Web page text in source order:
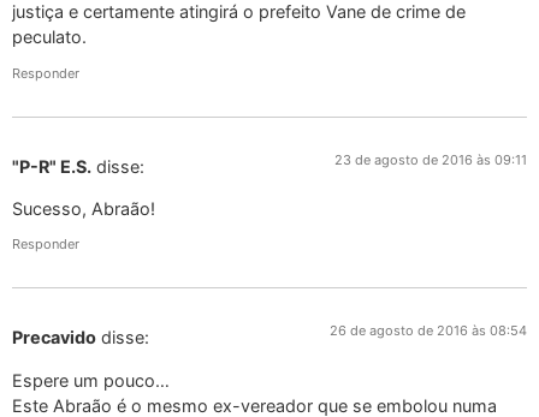
justiça e certamente atingirá o prefeito Vane de crime de
peculato.
Responder
"P-R" E.S. disse: 23 de agosto de 2016 às 09:11
Sucesso, Abraão!
Responder
Precavido disse: 26 de agosto de 2016 às 08:54
Espere um pouco…
Este Abraão é o mesmo ex-vereador que se embolou numa